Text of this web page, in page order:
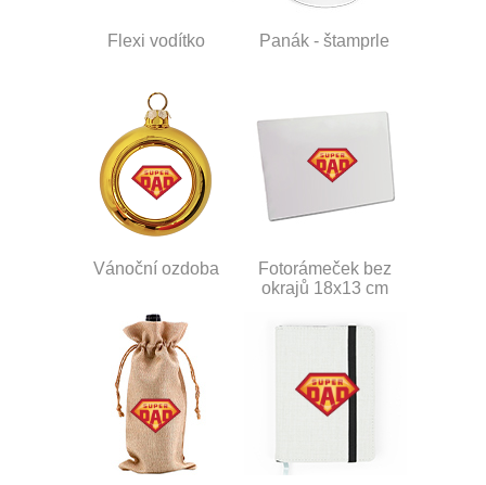
Flexi vodítko Panák - štamprle
Vánoční ozdoba
Fotorámeček bez
okrajů 18x13 cm